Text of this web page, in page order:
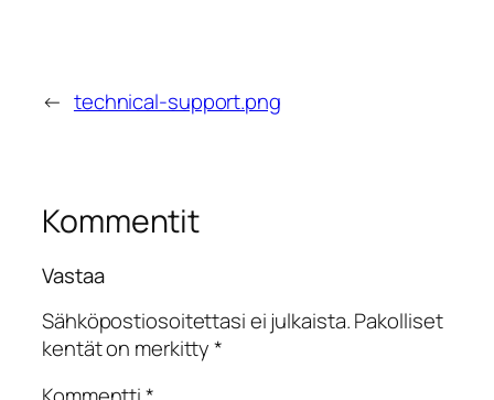
← technical-support.png
Kommentit
Vastaa
Sähköpostiosoitettasi ei julkaista.Pakolliset
kentät on merkitty*